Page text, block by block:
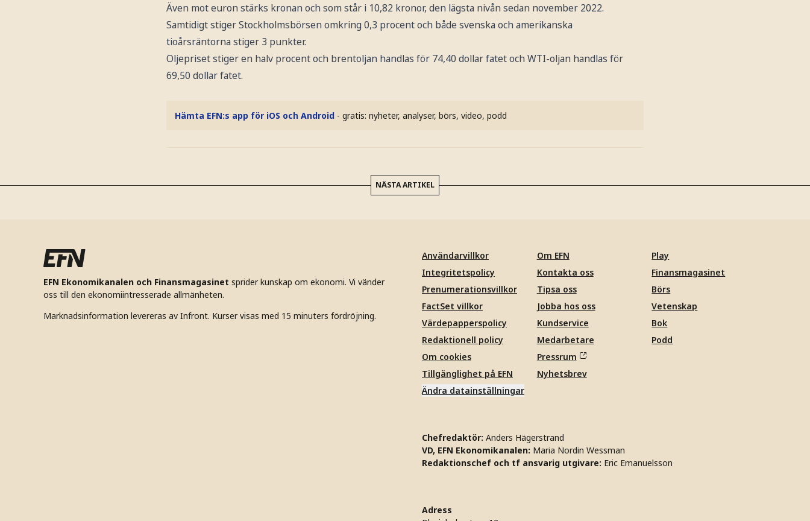
Även mot euron stärks kronan och som står i 10,82 kronor, den lägsta nivån sedan november 2022.
Samtidigt stiger Stockholmsbörsen omkring 0,3 procent och både svenska och amerikanska
tioårsräntorna stiger 3 punkter.
Oljepriset stiger en halv procent och brentoljan handlas för 74,40 dollar fatet och WTI-oljan handlas för
69,50 dollar fatet.
Hämta EFN:s app för iOS och Android - gratis: nyheter, analyser, börs, video, podd
NÄSTA ARTIKEL
EFN Ekonomikanalen och Finansmagasinet sprider kunskap om ekonomi. Vi vänder
oss till den ekonomiintresserade allmänheten.
Marknadsinformation levereras av Infront. Kurser visas med 15 minuters fördröjning.
Användarvillkor
Integritetspolicy
Prenumerationsvillkor
FactSet villkor
Värdepapperspolicy
Redaktionell policy
Om cookies
Tillgänglighet på EFN
Ändra datainställningar
Om EFN
Kontakta oss
Tipsa oss
Jobba hos oss
Kundservice
Medarbetare
Pressrum
Nyhetsbrev
Play
Finansmagasinet
Börs
Vetenskap
Bok
Podd
Chefredaktör: Anders Hägerstrand
VD, EFN Ekonomikanalen: Maria Nordin Wessman
Redaktionschef och tf ansvarig utgivare: Eric Emanuelsson
Adress